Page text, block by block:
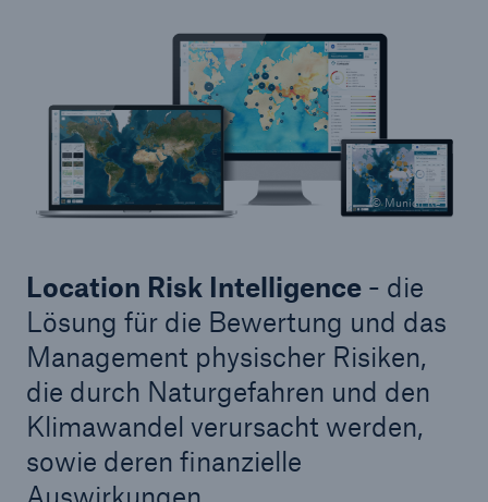
© Munich Re
Location Risk Intelligence- die
Lösung für die Bewertung und das
Management physischer Risiken,
die durch Naturgefahren und den
Klimawandel verursacht werden,
sowie deren finanzielle